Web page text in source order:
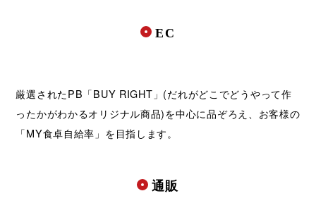
EC
厳選されたPB「BUY RIGHT」(だれがどこでどうやって作
ったかがわかるオリジナル商品)を中心に品ぞろえ、お客様の
「MY食卓自給率」を目指します。
通販